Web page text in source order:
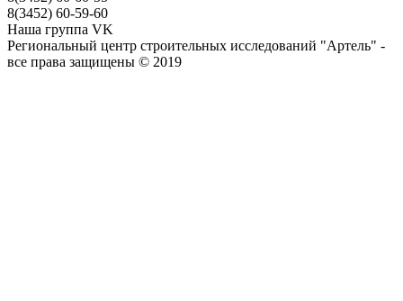
8(3452) 60-59-60
Наша группа VK
Региональный центр строительных исследований "Артель" -
все права защищены © 2019